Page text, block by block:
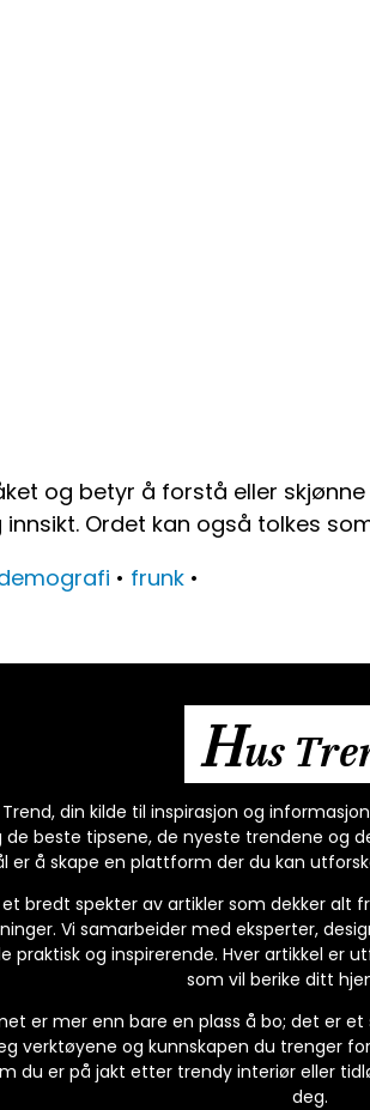
og betyr å forstå eller
Ordet kan også tolkes
• frunk •
Hus
din kilde til inspirasjon og
de beste tipsene, de nyeste trendene og
er å skape en plattform der du kan
bredt spekter av artikler som dekker alt
Vi samarbeider med eksperter,
praktisk og inspirerende. Hver artikkel
som vil berike ditt
er mer enn bare en plass å bo; det er
verktøyene og kunnskapen du trenger
du er på jakt etter trendy interiør eller
deg.